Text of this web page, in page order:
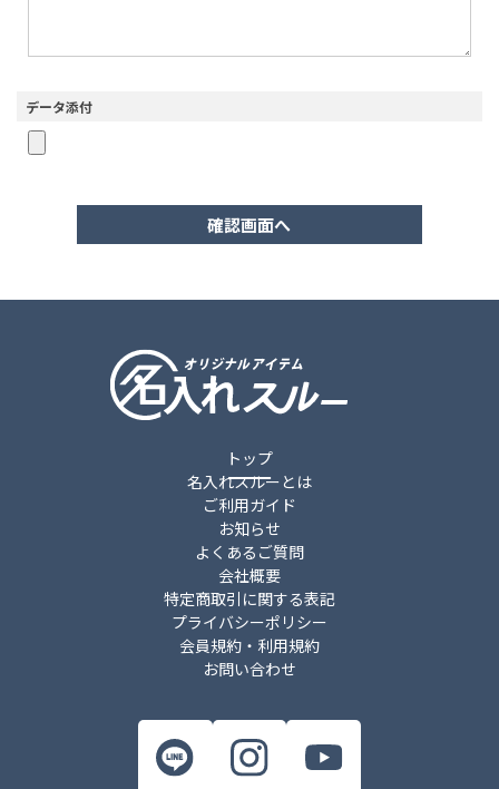
データ添付
トップ
名入れスルーとは
ご利用ガイド
お知らせ
よくあるご質問
会社概要
特定商取引に関する表記
プライバシーポリシー
会員規約・利用規約
お問い合わせ